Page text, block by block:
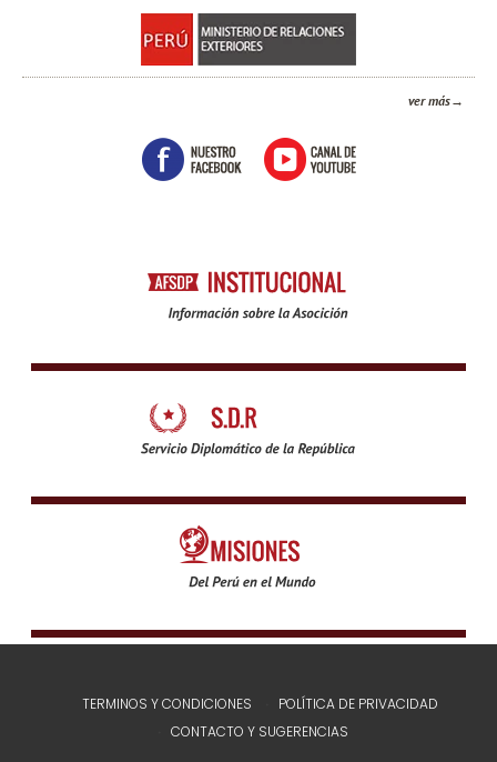
ver más
TERMINOS Y CONDICIONES
POLÍTICA DE PRIVACIDAD
CONTACTO Y SUGERENCIAS